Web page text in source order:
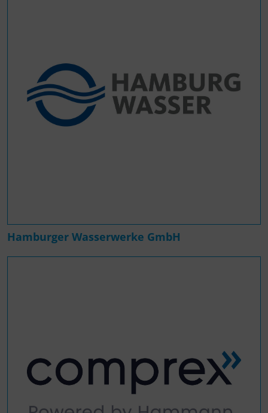
Hamburger Wasserwerke GmbH